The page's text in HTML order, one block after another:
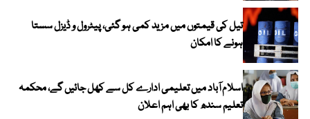
تیل کی قیمتوں میں مزید کمی ہو گئی، پیٹرول و ڈیزل سستا
ہونے کا امکان
اسلام آباد میں تعلیمی ادارے کل سے کھل جائیں گے، محکمہ
تعلیم سندھ کا بھی اہم اعلان